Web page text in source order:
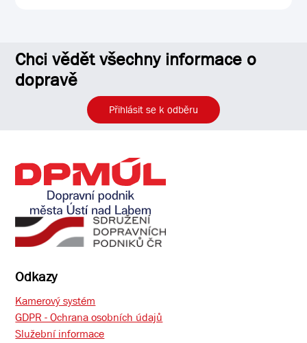
Chci vědět všechny informace o
dopravě
Přihlásit se k odběru
Odkazy
Kamerový systém
GDPR - Ochrana osobních údajů
Služební informace